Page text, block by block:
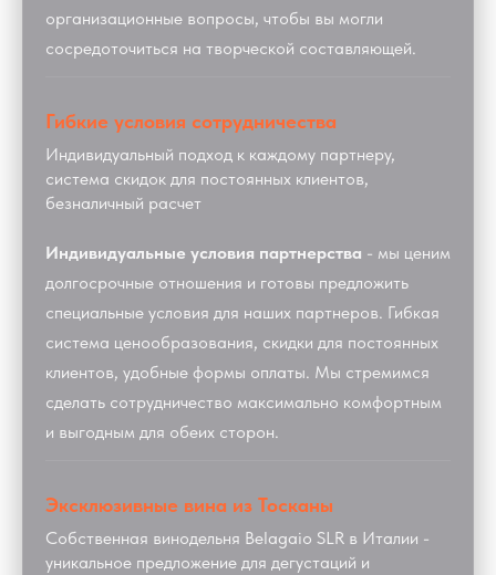
организационные вопросы, чтобы вы могли
сосредоточиться на творческой составляющей.
Гибкие условия сотрудничества
Индивидуальный подход к каждому партнеру,
система скидок для постоянных клиентов,
безналичный расчет
Индивидуальные условия партнерства - мы ценим
долгосрочные отношения и готовы предложить
специальные условия для наших партнеров. Гибкая
система ценообразования, скидки для постоянных
клиентов, удобные формы оплаты. Мы стремимся
сделать сотрудничество максимально комфортным
и выгодным для обеих сторон.
Эксклюзивные вина из Тосканы
Собственная винодельня Belagaio SLR в Италии -
уникальное предложение для дегустаций и